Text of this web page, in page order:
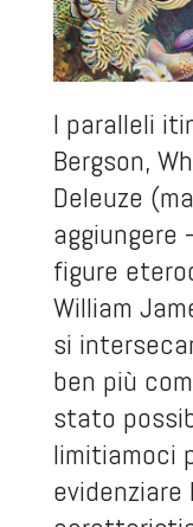
I paralleli
Bergson,
Deleuze
aggiungere
figure
William
si
ben più
stato
limitiamoci